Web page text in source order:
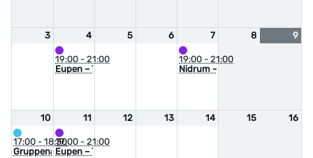
3 4
19:00 - 21:00
Eupen – Treffen der Selbsthilfegruppe Emotions Anonymous
5 6 7
19:00 - 21:00
Nidrum – Treffen der
8 9
10
17:00 - 18:30
Gruppenangebot – Selbsthilfe und Selbstbestimmung bei chronischen
11
19:00 - 21:00
Eupen – Treffen der Selbsthilfegruppe Emotions Anonymous
12 13 14 15 16